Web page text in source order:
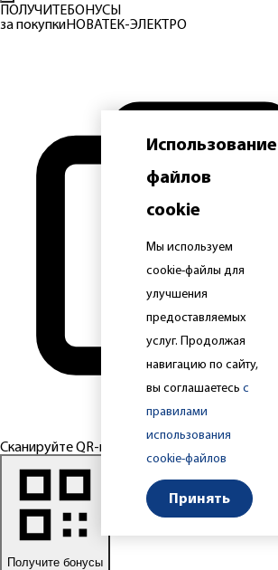
Использование
файлов
cookie
Мы используем
cookie-файлы для
улучшения
предоставляемых
услуг. Продолжая
навигацию по сайту,
вы соглашаетесь с
правилами
использования
cookie-файлов
Принять
ПОЛУЧИТЕБОНУСЫ
за покупкиНОВАТЕК-ЭЛЕКТРО
Сканируйте QR-код
Получите бонусы